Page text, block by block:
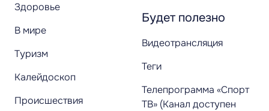
Здоровье
В мире
Туризм
Калейдоскоп
Происшествия
Будет полезно
Видеотрансляция
Теги
Телепрограмма «Спорт
ТВ» (Канал доступен